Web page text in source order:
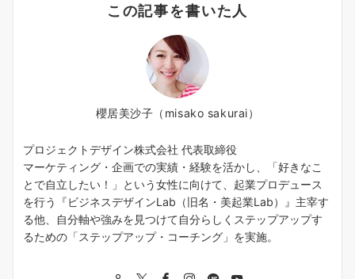
この記事を書いた人
櫻居美沙子（misako sakurai）
プロジェクトデザイン株式会社 代表取締役
マーケティング・企画での実績・経験を活かし、「好きなこ
とで自立したい！」という女性に向けて、起業プロデュース
を行う『ビジネスデザインLab（旧名・美起業Lab）』主宰す
る他、自分軸や強みを見つけて自分らしくステップアップす
るための「ステップアップ・コーチング」を実施。